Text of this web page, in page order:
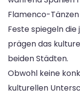
Flamenco-
Feste spiegeln
prägen das
beiden Städten.
Obwohl keine
kulturellen